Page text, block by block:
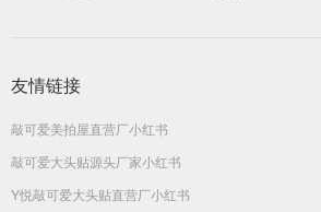
友情链接
敲可爱美拍屋直营厂小红书
敲可爱大头贴源头厂家小红书
Y悦敲可爱大头贴直营厂小红书